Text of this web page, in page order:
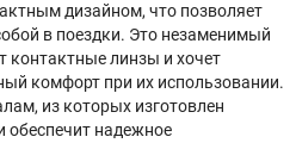
дизайном, что позволяет
в поездки. Это незаменимый
контактные линзы и хочет
комфорт при их использовании.
из которых изготовлен
обеспечит надежное